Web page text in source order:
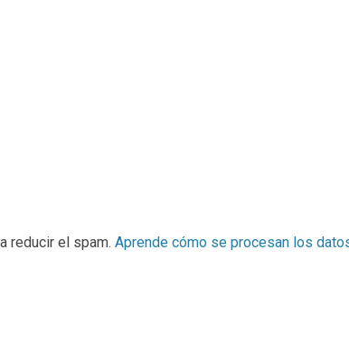
reducir el spam. Aprende cómo se procesan los